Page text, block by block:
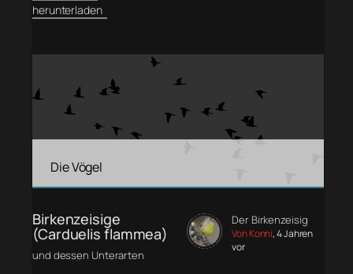
herunterladen
Die Vögel
Birkenzeisige
(Carduelis flammea)
und dessen Unterarten
Der Birkenzeisig
Von Konni, 4 Jahren
vor